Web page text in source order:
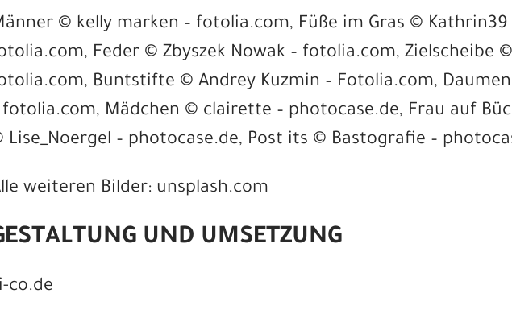
© kelly marken – fotolia.com, Füße im Gras © Kathrin39
Feder © Zbyszek Nowak – fotolia.com, Zielscheibe ©
Buntstifte © Andrey Kuzmin – Fotolia.com,
fotolia.com, Mädchen © clairette – photocase.de, Frau auf
Lise_Noergel – photocase.de, Post its © Bastografie –
weiteren Bilder: unsplash.com
UND UMSETZUNG
co.de